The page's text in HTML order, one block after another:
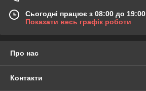
Сьогодні працює з 08:00 до 19:00
Показати весь графік роботи
Про нас
Контакти